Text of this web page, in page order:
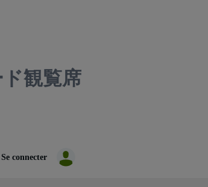
観覧席
Se connecter